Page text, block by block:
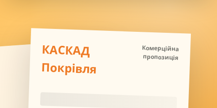
КАСКАД
Покрівля
Комерційна
пропозиція